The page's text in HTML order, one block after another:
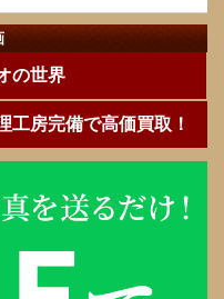
の世界
工房完備で高価買取！